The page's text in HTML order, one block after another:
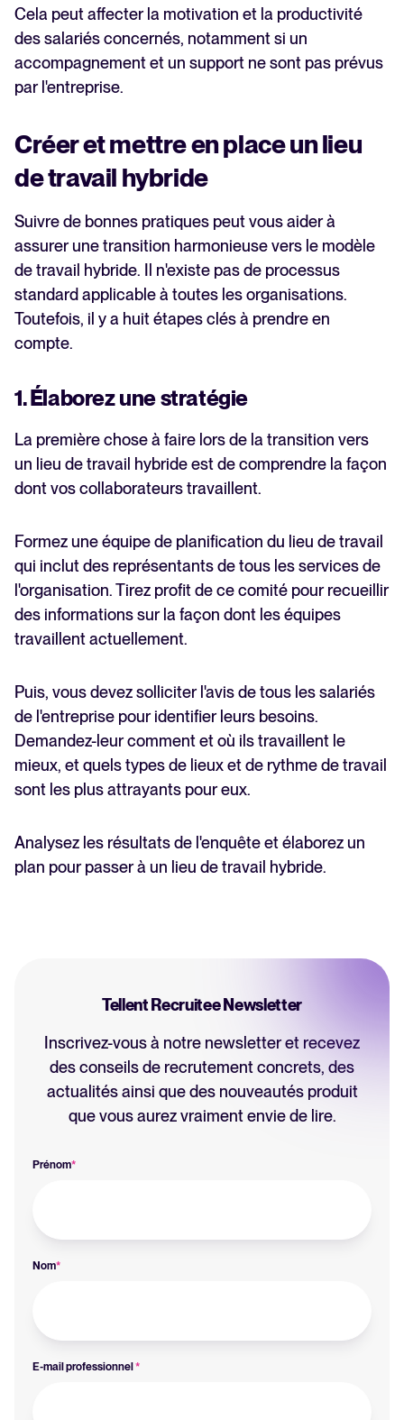
Cela peut affecter la motivation et la productivité
des salariés concernés, notamment si un
accompagnement et un support ne sont pas prévus
par l'entreprise.
Créer et mettre en place un lieu
de travail hybride
Suivre de bonnes pratiques peut vous aider à
assurer une transition harmonieuse vers le modèle
de travail hybride. Il n'existe pas de processus
standard applicable à toutes les organisations.
Toutefois, il y a huit étapes clés à prendre en
compte.
1. Élaborez une stratégie
La première chose à faire lors de la transition vers
un lieu de travail hybride est de comprendre la façon
dont vos collaborateurs travaillent.
Formez une équipe de planification du lieu de travail
qui inclut des représentants de tous les services de
l'organisation. Tirez profit de ce comité pour recueillir
des informations sur la façon dont les équipes
travaillent actuellement.
Puis, vous devez solliciter l'avis de tous les salariés
de l'entreprise pour identifier leurs besoins.
Demandez-leur comment et où ils travaillent le
mieux, et quels types de lieux et de rythme de travail
sont les plus attrayants pour eux.
Analysez les résultats de l'enquête et élaborez un
plan pour passer à un lieu de travail hybride.
Tellent Recruitee Newsletter
Inscrivez-vous à notre newsletter et recevez
des conseils de recrutement concrets, des
actualités ainsi que des nouveautés produit
que vous aurez vraiment envie de lire.
Prénom*
Nom*
E-mail professionnel *